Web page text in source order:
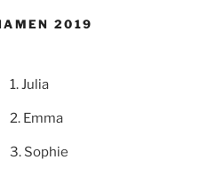
2019
Julia
Emma
Sophie